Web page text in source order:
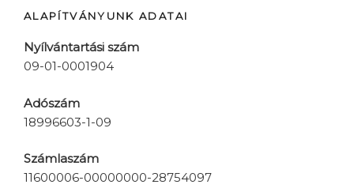
ALAPÍTVÁNYUNK ADATAI
Nyílvántartási szám
09-01-0001904
Adószám
18996603-1-09
Számlaszám
11600006-00000000-28754097